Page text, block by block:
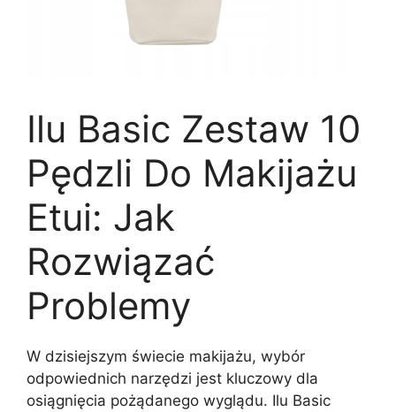
Ilu Basic Zestaw 10
Pędzli Do Makijażu
Etui: Jak
Rozwiązać
Problemy
W dzisiejszym świecie makijażu, wybór
odpowiednich narzędzi jest kluczowy dla
osiągnięcia pożądanego wyglądu. Ilu Basic